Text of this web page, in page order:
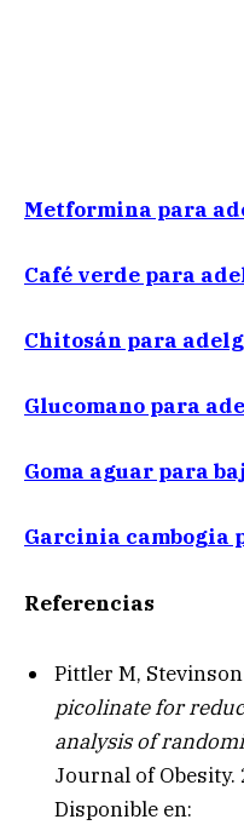
Metformina para
Café verde para
Chitosán para
Glucomano para
Goma aguar para
Garcinia cambogia
Referencias
Pittler M,
picolinate for
analysis of
Journal of Obesity.
Disponible en: